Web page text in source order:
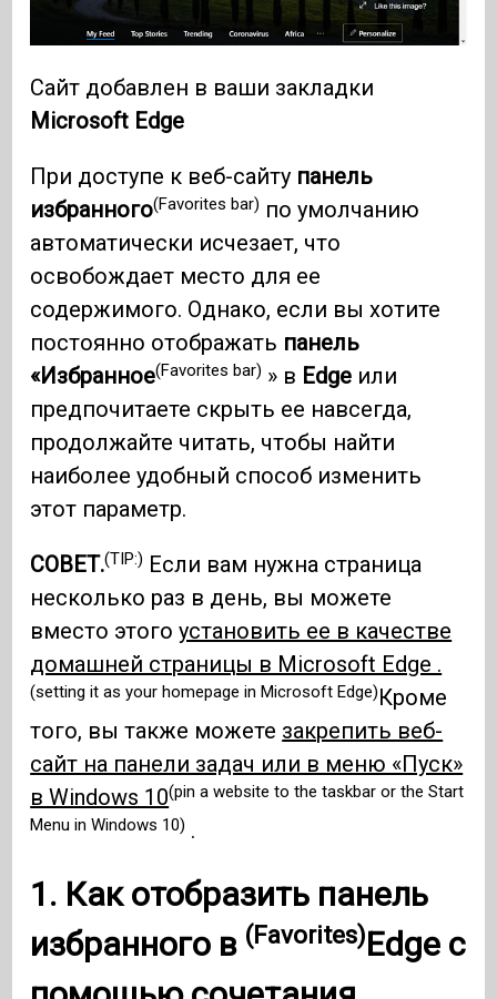
Сайт добавлен в ваши закладки
Microsoft Edge
При доступе к веб-сайту панель
избранного(Favorites bar) по умолчанию
автоматически исчезает, что
освобождает место для ее
содержимого. Однако, если вы хотите
постоянно отображать панель
«Избранное(Favorites bar) » в Edge или
предпочитаете скрыть ее навсегда,
продолжайте читать, чтобы найти
наиболее удобный способ изменить
этот параметр.
СОВЕТ.(TIP:) Если вам нужна страница
несколько раз в день, вы можете
вместо этогоустановить ее в качестве
домашней страницы в Microsoft Edge .
(setting it as your homepage in Microsoft Edge)Кроме
того, вы также можете закрепить веб-
сайт на панели задач или в меню «Пуск»
в Windows 10(pin a website to the taskbar or the Start
Menu in Windows 10) .
1. Как отобразить панель
избранного в (Favorites)Edge с